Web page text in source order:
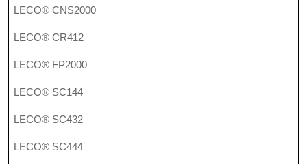
LECO® CNS2000
LECO® CR412
LECO® FP2000
LECO® SC144
LECO® SC432
LECO® SC444